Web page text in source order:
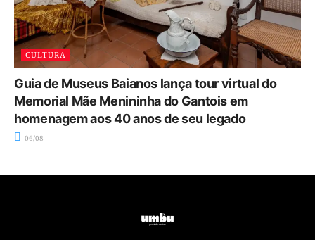
CULTURA
Guia de Museus Baianos lança tour virtual do
Memorial Mãe Menininha do Gantois em
homenagem aos 40 anos de seu legado
06/08